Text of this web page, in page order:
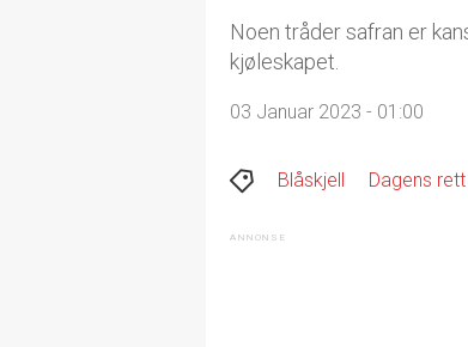
Noen tråder safran er
kjøleskapet.
03 Januar 2023 - 01:00
Blåskjell Dagens rett